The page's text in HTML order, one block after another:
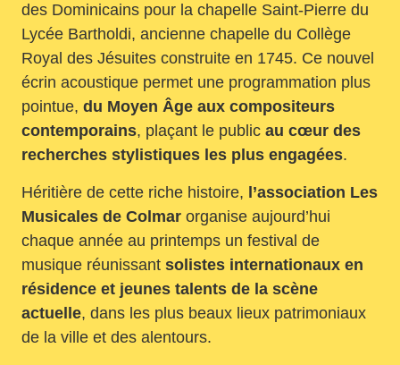
des Dominicains pour la chapelle Saint-Pierre du
Lycée Bartholdi, ancienne chapelle du Collège
Royal des Jésuites construite en 1745. Ce nouvel
écrin acoustique permet une programmation plus
pointue, du Moyen Âge aux compositeurs
contemporains, plaçant le public au cœur des
recherches stylistiques les plus engagées.
Héritière de cette riche histoire, l’association Les
Musicales de Colmar organise aujourd’hui
chaque année au printemps un festival de
musique réunissant solistes internationaux en
résidence et jeunes talents de la scène
actuelle, dans les plus beaux lieux patrimoniaux
de la ville et des alentours.